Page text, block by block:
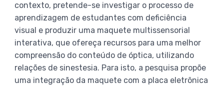
contexto, pretende-se investigar o processo de
aprendizagem de estudantes com deficiência
visual e produzir uma maquete multissensorial
interativa, que ofereça recursos para uma melhor
compreensão do conteúdo de óptica, utilizando
relações de sinestesia. Para isto, a pesquisa propõe
uma integração da maquete com a placa eletrônica